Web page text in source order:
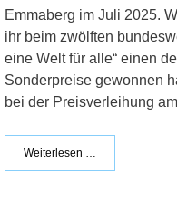
Emmaberg im Juli 2025.
ihr beim zwölften
eine Welt für alle“ einen
Sonderpreise gewonnen
bei der Preisverleihung
Weiterlesen …